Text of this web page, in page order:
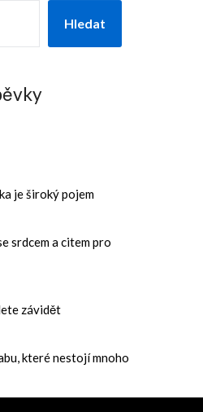
Hledat
je široký pojem
srdcem a citem pro
závidět
které nestojí mnoho